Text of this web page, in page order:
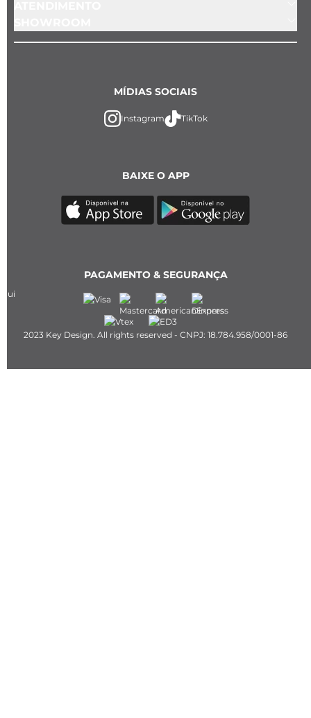
BAIXE O APP
MÍDIAS SOCIAIS
Instagram TikTok
PAGAMENTO & SEGURANÇA
2023 Key Design. All rights reserved - CNPJ: 18.784.958/0001-86